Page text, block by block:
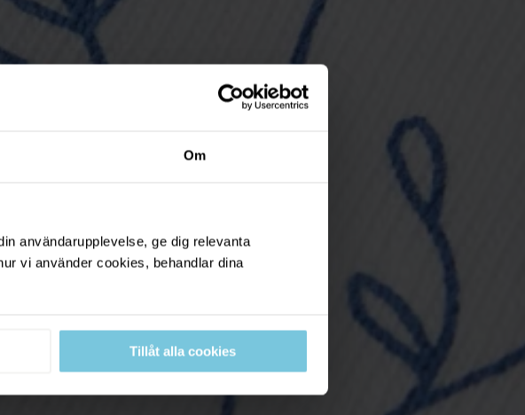
Om
användarupplevelse, ge dig relevanta
vi använder cookies, behandlar dina
Tillåt alla cookies